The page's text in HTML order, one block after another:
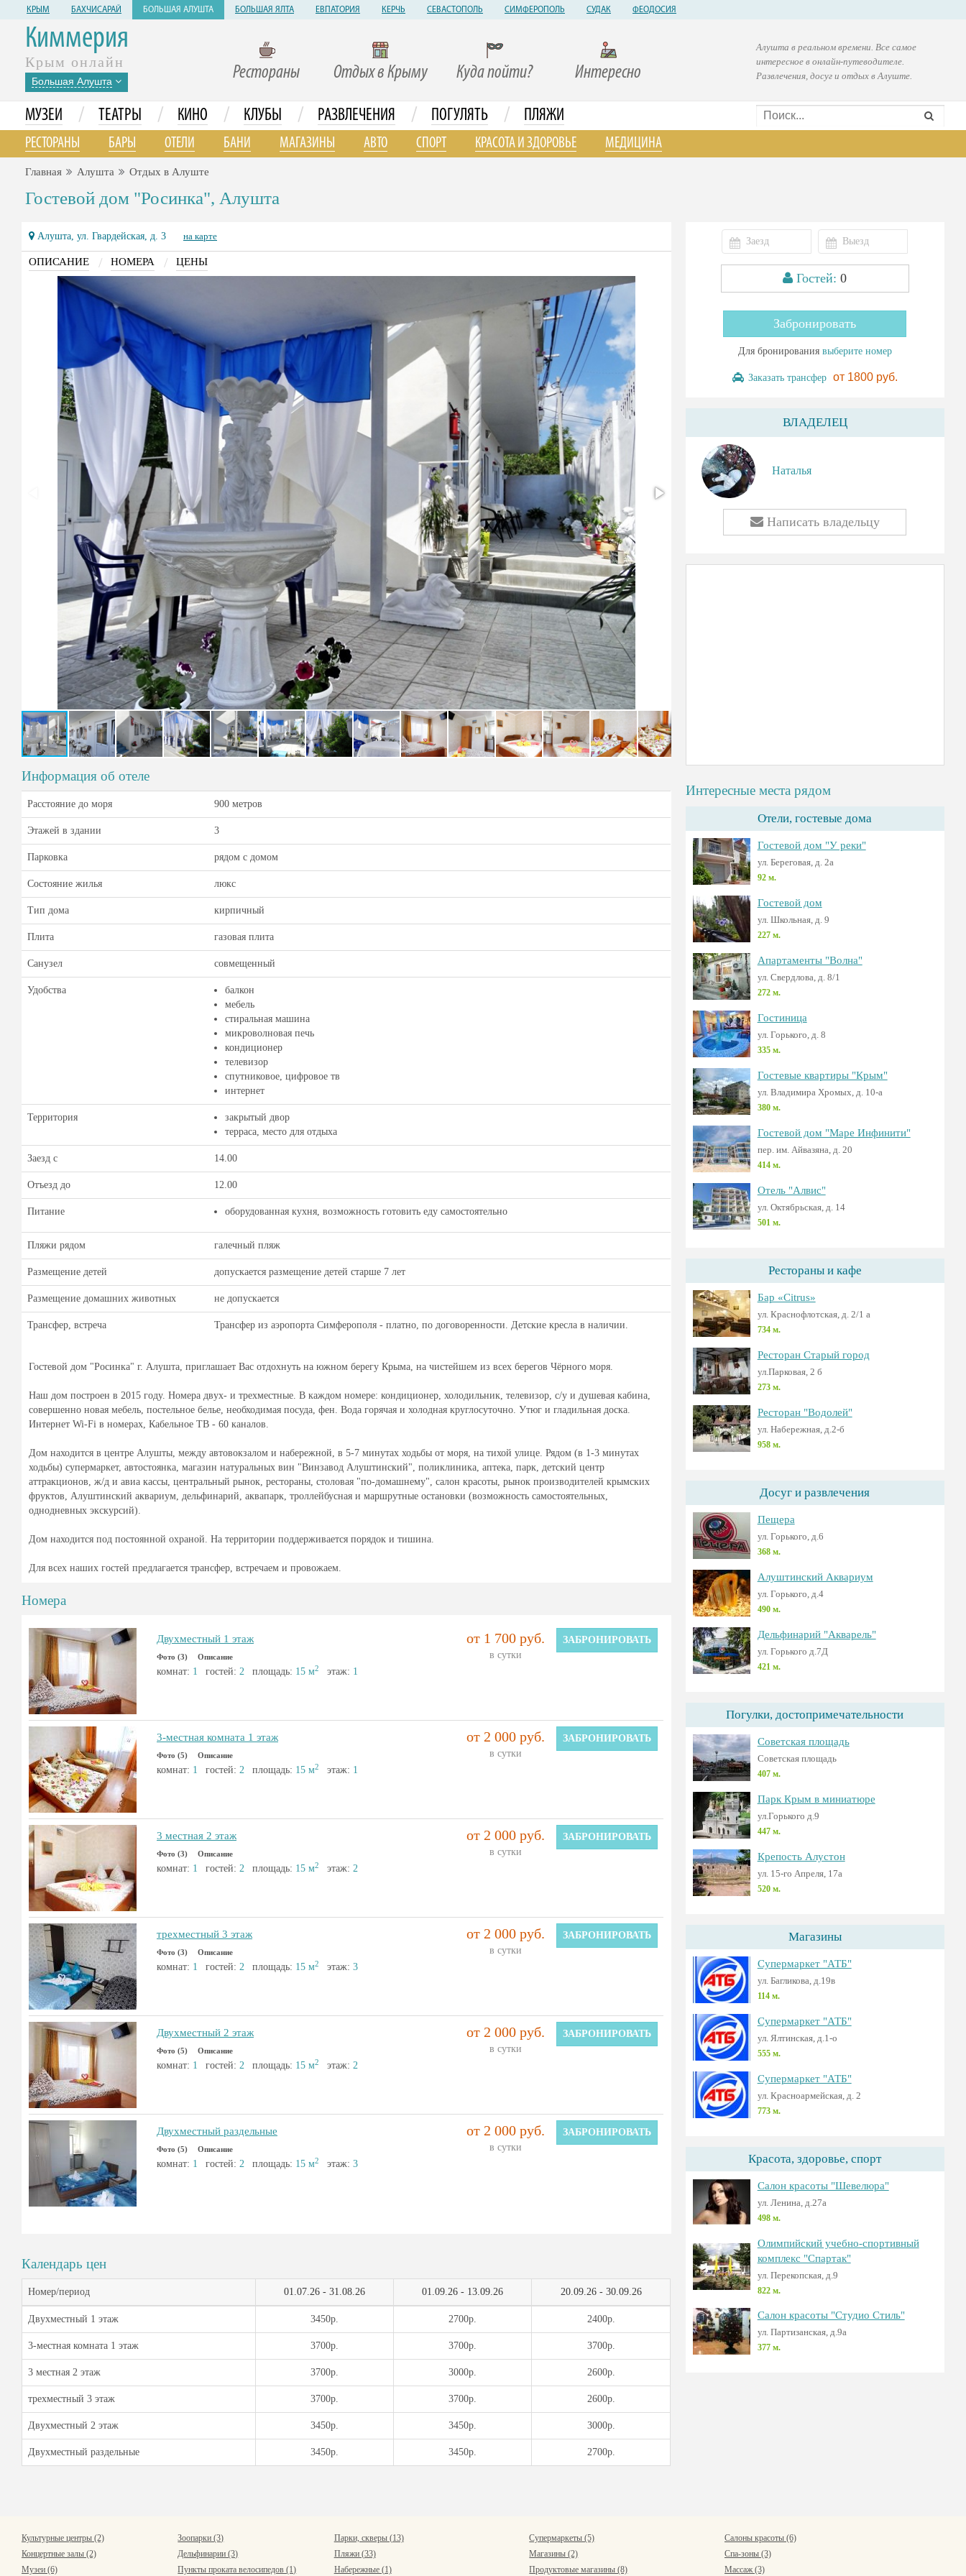
КРЫМ БАХЧИСАРАЙ БОЛЬШАЯ АЛУШТА БОЛЬШАЯ ЯЛТА ЕВПАТОРИЯ КЕРЧЬ СЕВАСТОПОЛЬ СИМФЕРОПОЛЬ СУДАК ФЕОДОСИЯ
Киммерия
Крым онлайн
Большая Алушта Рестораны Отдых в Крыму Куда пойти? Интересно
Алушта в реальном времени. Все самое
интересное в онлайн-путеводителе.
Развлечения, досуг и отдых в Алуште.
МУЗЕИ / ТЕАТРЫ / КИНО / КЛУБЫ / РАЗВЛЕЧЕНИЯ / ПОГУЛЯТЬ / ПЛЯЖИ
РЕСТОРАНЫ БАРЫ ОТЕЛИ БАНИ МАГАЗИНЫ АВТО СПОРТ КРАСОТА И ЗДОРОВЬЕ МЕДИЦИНА
Главная Алушта Отдых в Алуште
Гостевой дом "Росинка", Алушта
Алушта, ул. Гвардейская, д. 3 на карте
ОПИСАНИЕ / НОМЕРА / ЦЕНЫ
Информация об отеле
Расстояние до моря 900 метров
Этажей в здании 3
Парковка рядом с домом
Состояние жилья люкс
Тип дома кирпичный
Плита газовая плита
Санузел совмещенный
Удобства
балкон
мебель
стиральная машина
микроволновая печь
кондиционер
телевизор
спутниковое, цифровое тв
интернет
Территория
закрытый двор
терраса, место для отдыха
Заезд с 14.00
Отъезд до 12.00
Питание оборудованная кухня, возможность готовить еду самостоятельно
Пляжи рядом галечный пляж
Размещение детей допускается размещение детей старше 7 лет
Размещение домашних животных не допускается
Трансфер, встреча Трансфер из аэропорта Симферополя - платно, по договоренности. Детские кресла в наличии.
Гостевой дом "Росинка" г. Алушта, приглашает Вас отдохнуть на южном берегу Крыма, на чистейшем из всех берегов Чёрного моря.
Наш дом построен в 2015 году. Номера двух- и трехместные. В каждом номере: кондиционер, холодильник, телевизор, с/у и душевая кабина,
совершенно новая мебель, постельное белье, необходимая посуда, фен. Вода горячая и холодная круглосуточно. Утюг и гладильная доска.
Интернет Wi-Fi в номерах, Кабельное ТВ - 60 каналов.
Дом находится в центре Алушты, между автовокзалом и набережной, в 5-7 минутах ходьбы от моря, на тихой улице. Рядом (в 1-3 минутах
ходьбы) супермаркет, автостоянка, магазин натуральных вин "Винзавод Алуштинский", поликлиника, аптека, парк, детский центр
аттракционов, ж/д и авиа кассы, центральный рынок, рестораны, столовая "по-домашнему", салон красоты, рынок производителей крымских
фруктов, Алуштинский аквариум, дельфинарий, аквапарк, троллейбусная и маршрутные остановки (возможность самостоятельных,
однодневных экскурсий).
Дом находится под постоянной охраной. На территории поддерживается порядок и тишина.
Для всех наших гостей предлагается трансфер, встречаем и провожаем.
Номера
Двухместный 1 этаж
Фото (3) Описание
комнат: 1 гостей: 2 площадь: 15 м2 этаж: 1
от 1 700 руб.
в сутки
ЗАБРОНИРОВАТЬ
3-местная комната 1 этаж
Фото (5) Описание
комнат: 1 гостей: 2 площадь: 15 м2 этаж: 1
от 2 000 руб.
в сутки
ЗАБРОНИРОВАТЬ
3 местная 2 этаж
Фото (3) Описание
комнат: 1 гостей: 2 площадь: 15 м2 этаж: 2
от 2 000 руб.
в сутки
ЗАБРОНИРОВАТЬ
трехместный 3 этаж
Фото (3) Описание
комнат: 1 гостей: 2 площадь: 15 м2 этаж: 3
от 2 000 руб.
в сутки
ЗАБРОНИРОВАТЬ
Двухместный 2 этаж
Фото (5) Описание
комнат: 1 гостей: 2 площадь: 15 м2 этаж: 2
от 2 000 руб.
в сутки
ЗАБРОНИРОВАТЬ
Двухместный раздельные
Фото (5) Описание
комнат: 1 гостей: 2 площадь: 15 м2 этаж: 3
от 2 000 руб.
в сутки
ЗАБРОНИРОВАТЬ
Календарь цен
Номер/период 01.07.26 - 31.08.26 01.09.26 - 13.09.26 20.09.26 - 30.09.26
Двухместный 1 этаж 3450р. 2700р. 2400р.
3-местная комната 1 этаж 3700р. 3700р. 3700р.
3 местная 2 этаж 3700р. 3000р. 2600р.
трехместный 3 этаж 3700р. 3700р. 2600р.
Двухместный 2 этаж 3450р. 3450р. 3000р.
Двухместный раздельные 3450р. 3450р. 2700р.
Гостей: 0
Забронировать
Для бронирования выберите номер
Заказать трансфер от 1800 руб.
ВЛАДЕЛЕЦ
Наталья
Написать владельцу
Интересные места рядом
Отели, гостевые дома
Гостевой дом "У реки"
ул. Береговая, д. 2а
92 м.
Гостевой дом
ул. Школьная, д. 9
227 м.
Апартаменты "Волна"
ул. Свердлова, д. 8/1
272 м.
Гостиница
ул. Горького, д. 8
335 м.
Гостевые квартиры "Крым"
ул. Владимира Хромых, д. 10-а
380 м.
Гостевой дом "Маре Инфинити"
пер. им. Айвазяна, д. 20
414 м.
Отель "Алвис"
ул. Октябрьская, д. 14
501 м.
Рестораны и кафе
Бар «Citrus»
ул. Краснофлотская, д. 2/1 а
734 м.
Ресторан Старый город
ул.Парковая, 2 б
273 м.
Ресторан "Водолей"
ул. Набережная, д.2-б
958 м.
Досуг и развлечения
Пещера
ул. Горького, д.6
368 м.
Алуштинский Аквариум
ул. Горького, д.4
490 м.
Дельфинарий "Акварель"
ул. Горького д.7Д
421 м.
Погулки, достопримечательности
Советская площадь
Советская площадь
407 м.
Парк Крым в миниатюре
ул.Горького д.9
447 м.
Крепость Алустон
ул. 15-го Апреля, 17а
520 м.
Магазины
Супермаркет "АТБ"
ул. Багликова, д.19в
114 м.
Супермаркет "АТБ"
ул. Ялтинская, д.1-о
555 м.
Супермаркет "АТБ"
ул. Красноармейская, д. 2
773 м.
Красота, здоровье, спорт
Салон красоты "Шевелюра"
ул. Ленина, д.27а
498 м.
Олимпийский учебно-спортивный
комплекс "Спартак"
ул. Перекопская, д.9
822 м.
Салон красоты "Студио Стиль"
ул. Партизанская, д.9а
377 м.
Культурные центры (2)
Концертные залы (2)
Музеи (6)
Зоопарки (3)
Дельфинарии (3)
Пункты проката велосипедов (1)
Парки, скверы (13)
Пляжи (33)
Набережные (1)
Супермаркеты (5)
Магазины (2)
Продуктовые магазины (8)
Салоны красоты (6)
Спа-зоны (3)
Массаж (3)